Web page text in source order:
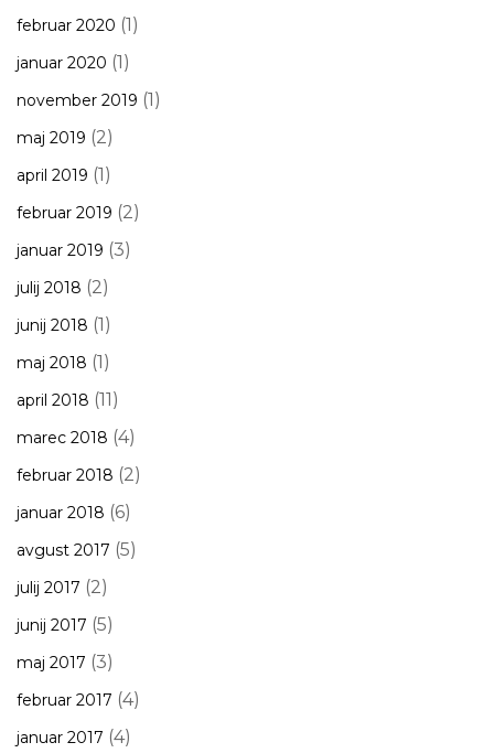
februar 2020 (1)
januar 2020 (1)
november 2019 (1)
maj 2019 (2)
april 2019 (1)
februar 2019 (2)
januar 2019 (3)
julij 2018 (2)
junij 2018 (1)
maj 2018 (1)
april 2018 (11)
marec 2018 (4)
februar 2018 (2)
januar 2018 (6)
avgust 2017 (5)
julij 2017 (2)
junij 2017 (5)
maj 2017 (3)
februar 2017 (4)
januar 2017 (4)